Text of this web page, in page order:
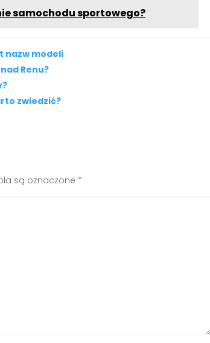
samochodu sportowego?
nazw modeli
Renu?
zwiedzić?
są oznaczone *